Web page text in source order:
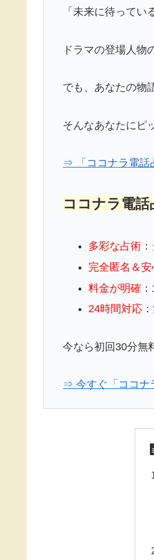
「未来に待ってい
ドラマの登場人物
でも、あなたの物
そんなあなたにピ
⇒ 「ココナラ電話
ココナラ電
多彩な占術：
完全匿名＆安
料金が明確
24時間対応
今なら初回30分無
⇒ 今すぐ「ココナ